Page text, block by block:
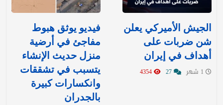
‏الجيش الأميركي يعلن
شن ضربات على
أهداف في إيران
فيديو يوثق هبوط
مفاجئ في أرضية
منزل حديث الإنشاء
يتسبب في تشققات
وانكسارات كبيرة
بالجدران